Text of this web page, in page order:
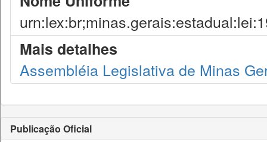
Mais detalhes
Assembléia Legislativa de Minas
Publicação Oficial